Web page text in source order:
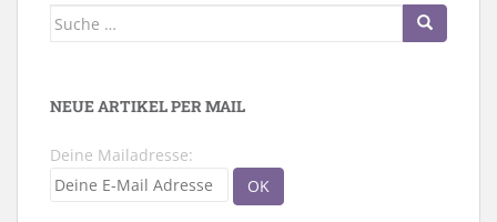
Suche
NEUE ARTIKEL PER MAIL
Deine Mailadresse: